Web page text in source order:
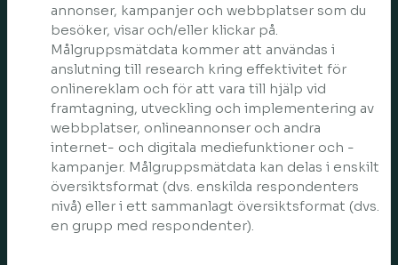
annonser, kampanjer och webbplatser som du
besöker, visar och/eller klickar på.
Målgruppsmätdata kommer att användas i
anslutning till research kring effektivitet för
onlinereklam och för att vara till hjälp vid
framtagning, utveckling och implementering av
webbplatser, onlineannonser och andra
internet- och digitala mediefunktioner och -
kampanjer. Målgruppsmätdata kan delas i enskilt
översiktsformat (dvs. enskilda respondenters
nivå) eller i ett sammanlagt översiktsformat (dvs.
en grupp med respondenter).